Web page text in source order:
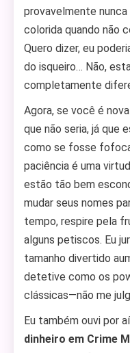
provavelmente nunca
colorida quando não
Quero dizer, eu
do isqueiro… Não,
completamente
Agora, se você é
que não seria, já que
como se fosse
paciência é uma
estão tão bem
mudar seus nomes
tempo, respire pela
alguns petiscos. Eu
tamanho divertido
detetive como os
clássicas—não me
Eu também ouvi por
dinheiro em Crime